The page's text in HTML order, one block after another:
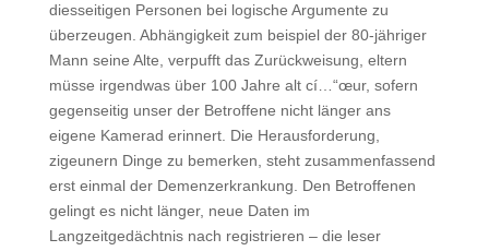
diesseitigen Personen bei logische Argumente zu
überzeugen. Abhängigkeit zum beispiel der 80-jähriger
Mann seine Alte, verpufft das Zurückweisung, eltern
müsse irgendwas über 100 Jahre alt cí…“œur, sofern
gegenseitig unser der Betroffene nicht länger ans
eigene Kamerad erinnert. Die Herausforderung,
zigeunern Dinge zu bemerken, steht zusammenfassend
erst einmal der Demenzerkrankung. Den Betroffenen
gelingt es nicht länger, neue Daten im
Langzeitgedächtnis nach registrieren – die leser